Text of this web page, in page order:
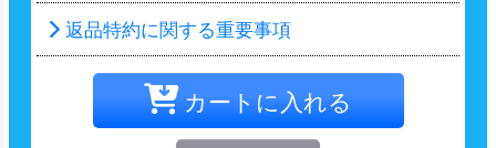
返品特約に関する重要事項
カートに入れる